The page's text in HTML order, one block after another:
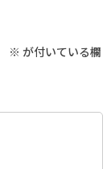
※ が付いている欄